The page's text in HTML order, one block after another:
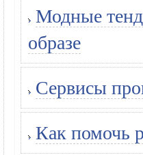
Модные
образе
Сервисы
Как помочь